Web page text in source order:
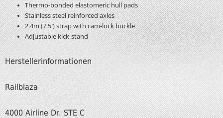
Thermo-bonded elastomeric hull pads
Stainless steel reinforced axles
2.4m (7.5′) strap with cam-lock buckle
Adjustable kick-stand
Herstellerinformationen
Railblaza
4000 Airline Dr. STE C